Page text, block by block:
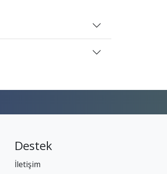
Destek
İletişim